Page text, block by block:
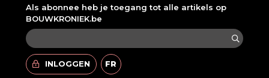
Als abonnee heb je toegang tot alle artikels op
BOUWKRONIEK.be
INLOGGEN FR